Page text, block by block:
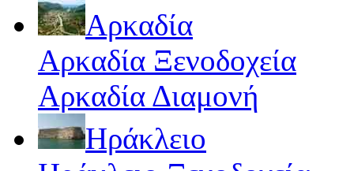
Αρκαδία
Αρκαδία Ξενοδοχεία
Αρκαδία Διαμονή
Ηράκλειο